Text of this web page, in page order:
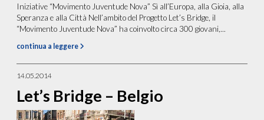
Iniziative “Movimento Juventude Nova” Sì all’Europa, alla Gioia, alla
Speranza e alla Città Nell’ambito del Progetto Let’s Bridge, il
“Movimento Juventude Nova” ha coinvolto circa 300 giovani,...
continua a leggere
14.05.2014
Let’s Bridge – Belgio